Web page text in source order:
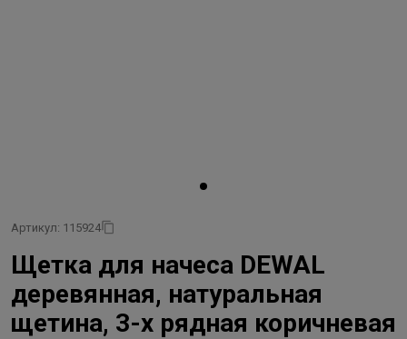
Артикул: 115924
Щетка для начеса DEWAL
деревянная, натуральная
щетина, 3-х рядная коричневая